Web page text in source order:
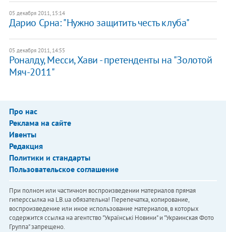
05 декабря 2011, 15:14
Дарио Срна: "Нужно защитить честь клуба"
05 декабря 2011, 14:55
Роналду, Месси, Хави - претенденты на "Золотой
Мяч-2011"
Про нас
Реклама на сайте
Ивенты
Редакция
Политики и стандарты
Пользовательское соглашение
При полном или частичном воспроизведении материалов прямая
гиперссылка на LB.ua обязательна! Перепечатка, копирование,
воспроизведение или иное использование материалов, в которых
содержится ссылка на агентство "Українськi Новини" и "Украинская Фото
Группа" запрещено.